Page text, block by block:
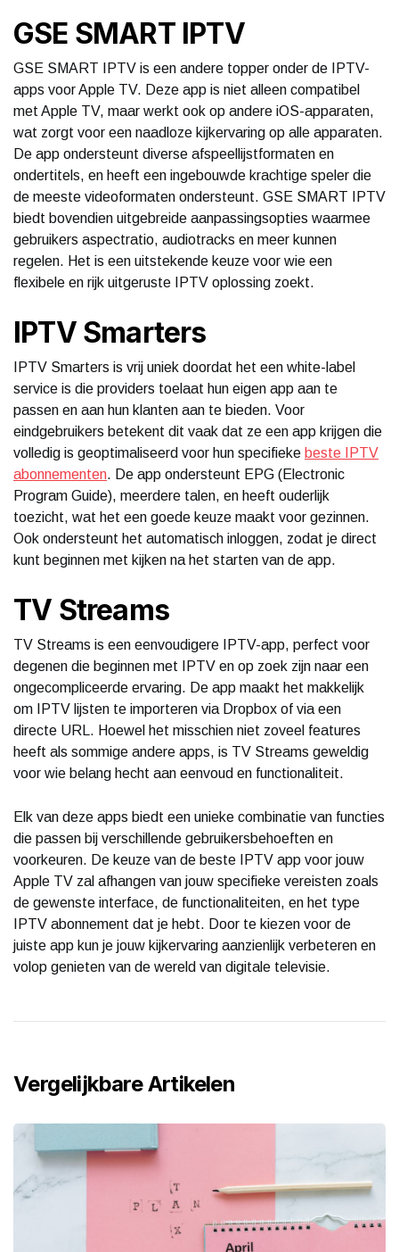
GSE SMART IPTV
GSE SMART IPTV is een andere topper onder de IPTV-
apps voor Apple TV. Deze app is niet alleen compatibel
met Apple TV, maar werkt ook op andere iOS-apparaten,
wat zorgt voor een naadloze kijkervaring op alle apparaten.
De app ondersteunt diverse afspeellijstformaten en
ondertitels, en heeft een ingebouwde krachtige speler die
de meeste videoformaten ondersteunt. GSE SMART IPTV
biedt bovendien uitgebreide aanpassingsopties waarmee
gebruikers aspectratio, audiotracks en meer kunnen
regelen. Het is een uitstekende keuze voor wie een
flexibele en rijk uitgeruste IPTV oplossing zoekt.
IPTV Smarters
IPTV Smarters is vrij uniek doordat het een white-label
service is die providers toelaat hun eigen app aan te
passen en aan hun klanten aan te bieden. Voor
eindgebruikers betekent dit vaak dat ze een app krijgen die
volledig is geoptimaliseerd voor hun specifieke beste IPTV
abonnementen. De app ondersteunt EPG (Electronic
Program Guide), meerdere talen, en heeft ouderlijk
toezicht, wat het een goede keuze maakt voor gezinnen.
Ook ondersteunt het automatisch inloggen, zodat je direct
kunt beginnen met kijken na het starten van de app.
TV Streams
TV Streams is een eenvoudigere IPTV-app, perfect voor
degenen die beginnen met IPTV en op zoek zijn naar een
ongecompliceerde ervaring. De app maakt het makkelijk
om IPTV lijsten te importeren via Dropbox of via een
directe URL. Hoewel het misschien niet zoveel features
heeft als sommige andere apps, is TV Streams geweldig
voor wie belang hecht aan eenvoud en functionaliteit.
Elk van deze apps biedt een unieke combinatie van functies
die passen bij verschillende gebruikersbehoeften en
voorkeuren. De keuze van de beste IPTV app voor jouw
Apple TV zal afhangen van jouw specifieke vereisten zoals
de gewenste interface, de functionaliteiten, en het type
IPTV abonnement dat je hebt. Door te kiezen voor de
juiste app kun je jouw kijkervaring aanzienlijk verbeteren en
volop genieten van de wereld van digitale televisie.
Vergelijkbare Artikelen